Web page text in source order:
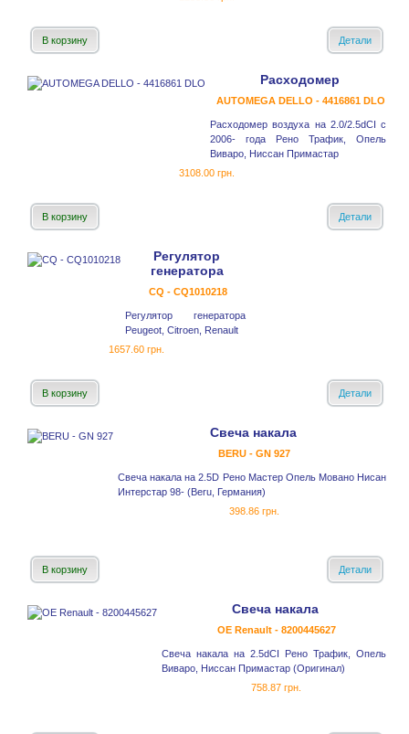
В корзину Детали
Расходомер
AUTOMEGA DELLO - 4416861 DLO
Расходомер воздуха на 2.0/2.5dCI с
2006- года Рено Трафик, Опель
Виваро, Ниссан Примастар
3108.00 грн.
В корзину Детали
Регулятор
генератора
CQ - CQ1010218
Регулятор генератора
Peugeot, Citroen, Renault
1657.60 грн.
В корзину Детали
Свеча накала
BERU - GN 927
Свеча накала на 2.5D Рено Мастер Опель Мовано Нисан
Интерстар 98- (Beru, Германия)
398.86 грн.
В корзину Детали
Свеча накала
OE Renault - 8200445627
Свеча накала на 2.5dCI Рено Трафик, Опель
Виваро, Ниссан Примастар (Оригинал)
758.87 грн.